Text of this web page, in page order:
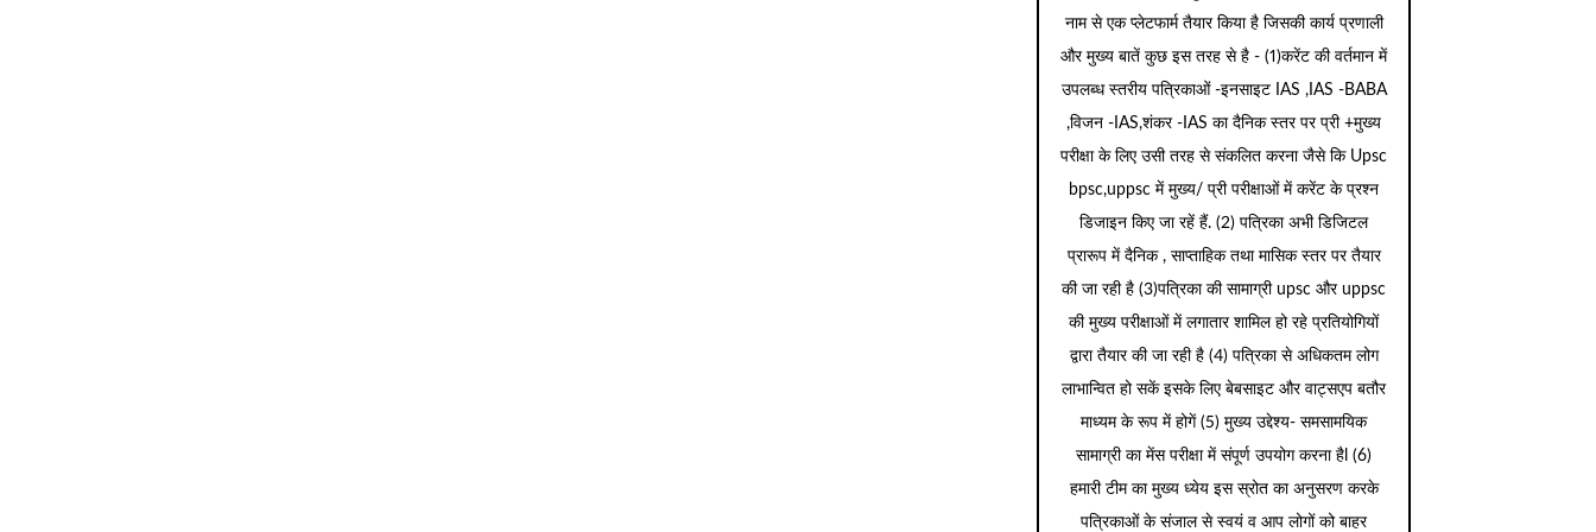
नाम से एक प्लेटफार्म तैयार किया है जिसकी कार्य प्रणाली
और मुख्य बातें कुछ इस तरह से है - (1)करेंट की वर्तमान में
उपलब्ध स्तरीय पत्रिकाओं -इनसाइट IAS ,IAS -BABA
,विजन -IAS,शंकर -IAS का दैनिक स्तर पर प्री +मुख्य
परीक्षा के लिए उसी तरह से संकलित करना जैसे कि Upsc
bpsc,uppsc में मुख्य/ प्री परीक्षाओं में करेंट के प्रश्न
डिजाइन किए जा रहें हैं. (2) पत्रिका अभी डिजिटल
प्रारूप में दैनिक , साप्ताहिक तथा मासिक स्तर पर तैयार
की जा रही है (3)पत्रिका की सामाग्री upsc और uppsc
की मुख्य परीक्षाओं में लगातार शामिल हो रहे प्रतियोगियों
द्वारा तैयार की जा रही है (4) पत्रिका से अधिकतम लोग
लाभान्वित हो सकें इसके लिए बेबसाइट और वाट्सएप बतौर
माध्यम के रूप में होगें (5) मुख्य उद्देश्य- समसामयिक
सामाग्री का मेंस परीक्षा में संपूर्ण उपयोग करना हैl (6)
हमारी टीम का मुख्य ध्येय इस स्रोत का अनुसरण करके
पत्रिकाओं के संजाल से स्वयं व आप लोगों को बाहर